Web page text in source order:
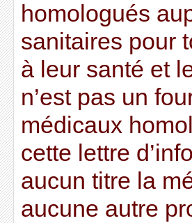
homologués
sanitaires pour
à leur santé et
n’est pas un
médicaux
cette lettre
aucun titre la
aucune autre